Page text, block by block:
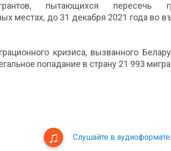
пытающихся
местах, до 31 декабря 2021 года во
кризиса, вызванного
попадание в страну 21 993
Слушайте в аудиоформате.